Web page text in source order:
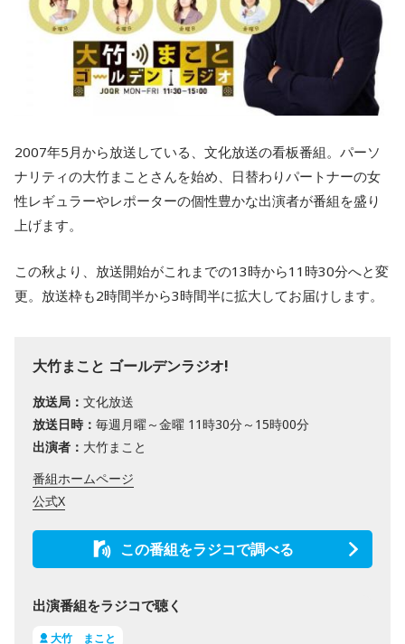
2007年5月から放送している、文化放送の看板番組。パーソ
ナリティの大竹まことさんを始め、日替わりパートナーの女
性レギュラーやレポーターの個性豊かな出演者が番組を盛り
上げます。
この秋より、放送開始がこれまでの13時から11時30分へと変
更。放送枠も2時間半から3時間半に拡大してお届けします。
大竹まこと ゴールデンラジオ!
放送局： 文化放送
放送日時： 毎週月曜～金曜 11時30分～15時00分
出演者： 大竹まこと
番組ホームページ
公式X
この番組をラジコで調べる
出演番組をラジコで聴く
大竹 まこと